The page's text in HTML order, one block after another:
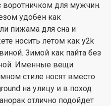
воротничком для мужчин.
удобен как
пижама для сна и
носить летом как y2k
Зимой как пайта без
Именные вещи
стиле носят вместо
на улицу и в поход
отлично подойдет